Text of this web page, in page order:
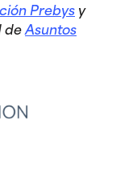
Prebys y
deAsuntos